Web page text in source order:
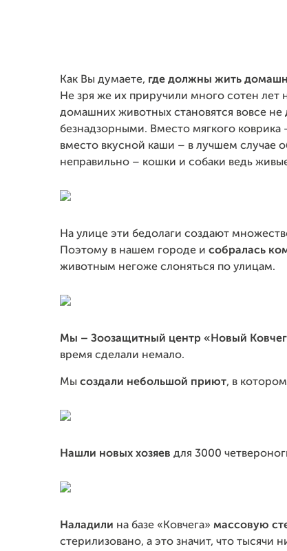
Как Вы думаете, где должны жить
Не зря же их приручили много сотен лет
домашних животных становятся вовсе
безнадзорными. Вместо мягкого
вместо вкусной каши – в лучшем случае
неправильно – кошки и собаки ведь
На улице эти бедолаги создают
Поэтому в нашем городе и собралась
животным негоже слоняться по улицам.
Мы – Зоозащитный центр «Новый
время сделали немало.
Мы создали небольшой приют, в
Нашли новых хозяев для 3000
Наладили на базе «Ковчега» массовую
стерилизовано, а это значит, что